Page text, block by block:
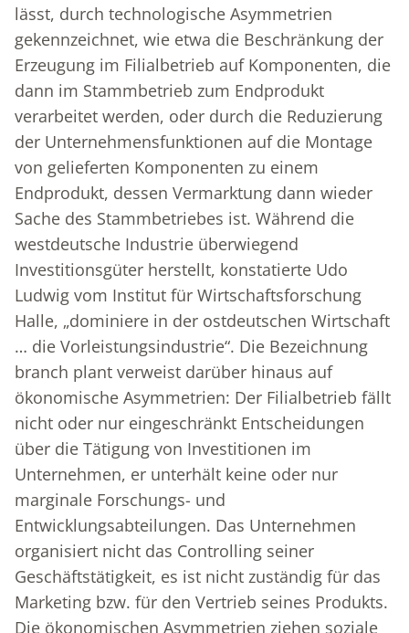
lässt, durch technologische Asymmetrien
gekennzeichnet, wie etwa die Beschränkung der
Erzeugung im Filialbetrieb auf Komponenten, die
dann im Stammbetrieb zum Endprodukt
verarbeitet werden, oder durch die Reduzierung
der Unternehmensfunktionen auf die Montage
von gelieferten Komponenten zu einem
Endprodukt, dessen Vermarktung dann wieder
Sache des Stammbetriebes ist. Während die
westdeutsche Industrie überwiegend
Investitionsgüter herstellt, konstatierte Udo
Ludwig vom Institut für Wirtschaftsforschung
Halle, „dominiere in der ostdeutschen Wirtschaft
… die Vorleistungsindustrie“. Die Bezeichnung
branch plant verweist darüber hinaus auf
ökonomische Asymmetrien: Der Filialbetrieb fällt
nicht oder nur eingeschränkt Entscheidungen
über die Tätigung von Investitionen im
Unternehmen, er unterhält keine oder nur
marginale Forschungs- und
Entwicklungsabteilungen. Das Unternehmen
organisiert nicht das Controlling seiner
Geschäftstätigkeit, es ist nicht zuständig für das
Marketing bzw. für den Vertrieb seines Produkts.
Die ökonomischen Asymmetrien ziehen soziale